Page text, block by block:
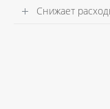
Снижает